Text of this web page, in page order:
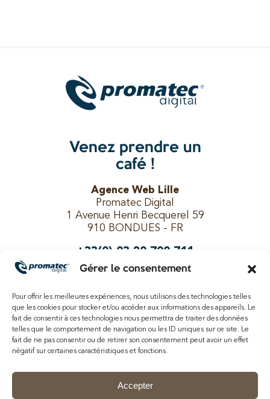
Gérer le consentement
Pour offrir les meilleures expériences, nous utilisons des technologies telles
que les cookies pour stocker et/ou accéder aux informations des appareils. Le
fait de consentir à ces technologies nous permettra de traiter des données
telles que le comportement de navigation ou les ID uniques sur ce site. Le
fait de ne pas consentir ou de retirer son consentement peut avoir un effet
négatif sur certaines caractéristiques et fonctions.
Accepter
Venez prendre un
café !
Agence Web Lille
Promatec Digital
1 Avenue Henri Becquerel 59
910 BONDUES - FR
+33(0) 03 20 700 711
Suivez-nous !
Recherches fréquentes